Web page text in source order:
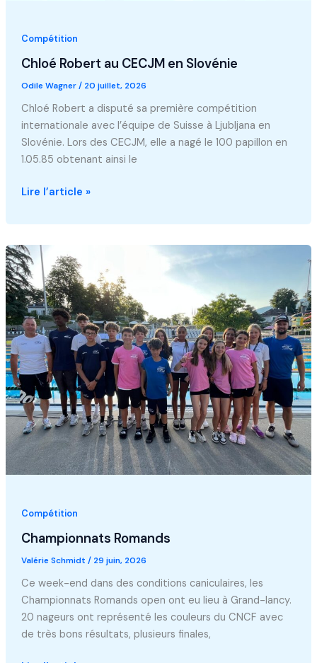
Compétition
Chloé Robert au CECJM en Slovénie
Odile Wagner/ 20 juillet, 2026
Chloé Robert a disputé sa première compétition
internationale avec l’équipe de Suisse à Ljubljana en
Slovénie. Lors des CECJM, elle a nagé le 100 papillon en
1.05.85 obtenant ainsi le
Chloé
au
CECJM
en
Slovénie
Lire l’article »
Compétition
Championnats Romands
Valérie Schmidt / 29 juin, 2026
Ce week-end dans des conditions caniculaires, les
Championnats Romands open ont eu lieu à Grand-lancy.
20 nageurs ont représenté les couleurs du CNCF avec
de très bons résultats, plusieurs finales,